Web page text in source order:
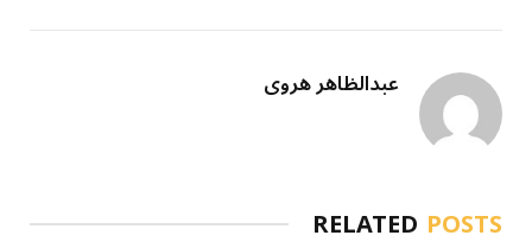
عبدالظاهر هروی
RELATED POSTS